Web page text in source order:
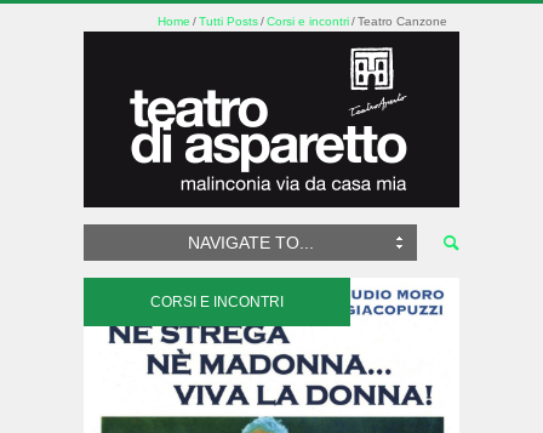
Home Tutti Posts Corsi e incontri Teatro Canzone
NAVIGATE TO...
CORSI E INCONTRI